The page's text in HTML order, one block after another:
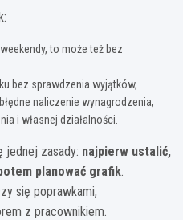
to może też bez
bez sprawdzenia wyjątków,
naliczenie wynagrodzenia,
i własnej działalności.
jednej zasady: najpierw ustalić,
planować grafik.
się poprawkami,
z pracownikiem.